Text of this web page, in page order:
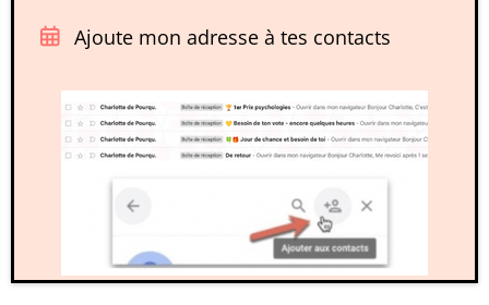
Ajoute mon adresse à tes contacts